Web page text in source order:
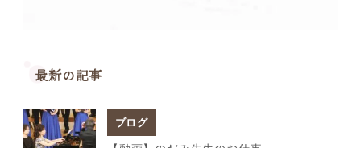
最新の記事
ブログ